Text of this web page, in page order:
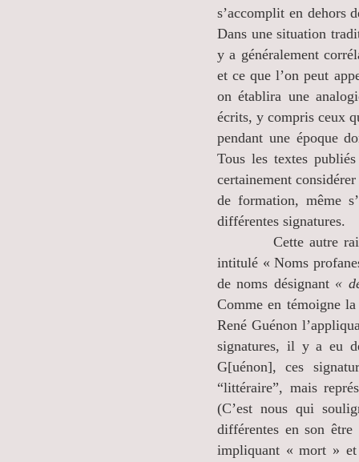
s’accomplit en dehors
Dans une situation
y a généralement
et ce que l’on peut
on établira une
écrits, y compris ceux
pendant une époque
Tous les textes
certainement
de formation, même
différentes signatures.
Cette autre raison,
intitulé « Noms
de noms désignant «
Comme en témoigne
René Guénon
signatures, il y a eu
G[uénon], ces
“littéraire”, mais
(C’est nous qui
différentes en son être
impliquant « mort » et